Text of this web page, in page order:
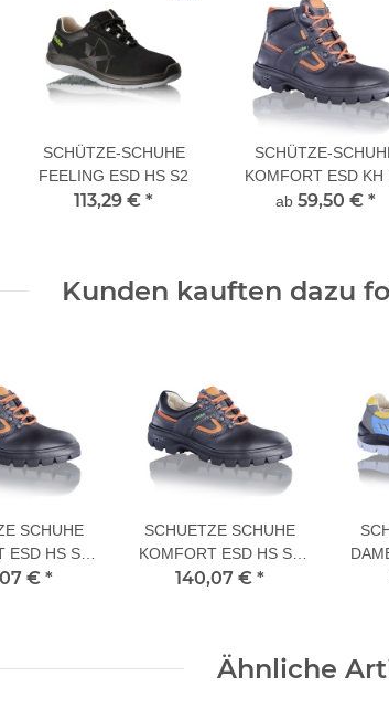
SCHÜTZE-SCHUHE
FEELING ESD HS S2
113,29 € *
SCHÜTZE-
KOMFORT ESD KH
ab 59,50 € *
Kunden kauften dazu
SCHUHE
ESD HS S3
XL€ *
SCHUETZE SCHUHE
KOMFORT ESD HS S3
44 XL
140,07 € *
Ähnliche